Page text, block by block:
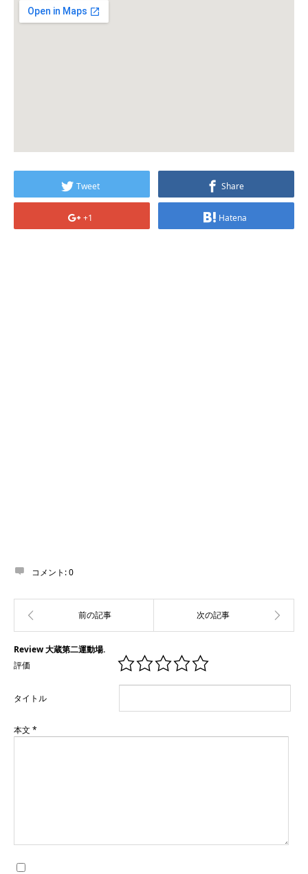
Tweet Share
+1 Hatena
コメント:0
Review 大蔵第二運動場.
評価
タイトル
本文 *